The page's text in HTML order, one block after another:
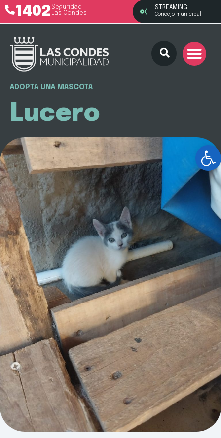
1402 Seguridad
Las Condes
STREAMING
Concejo municipal
ADOPTA UNA MASCOTA
Lucero